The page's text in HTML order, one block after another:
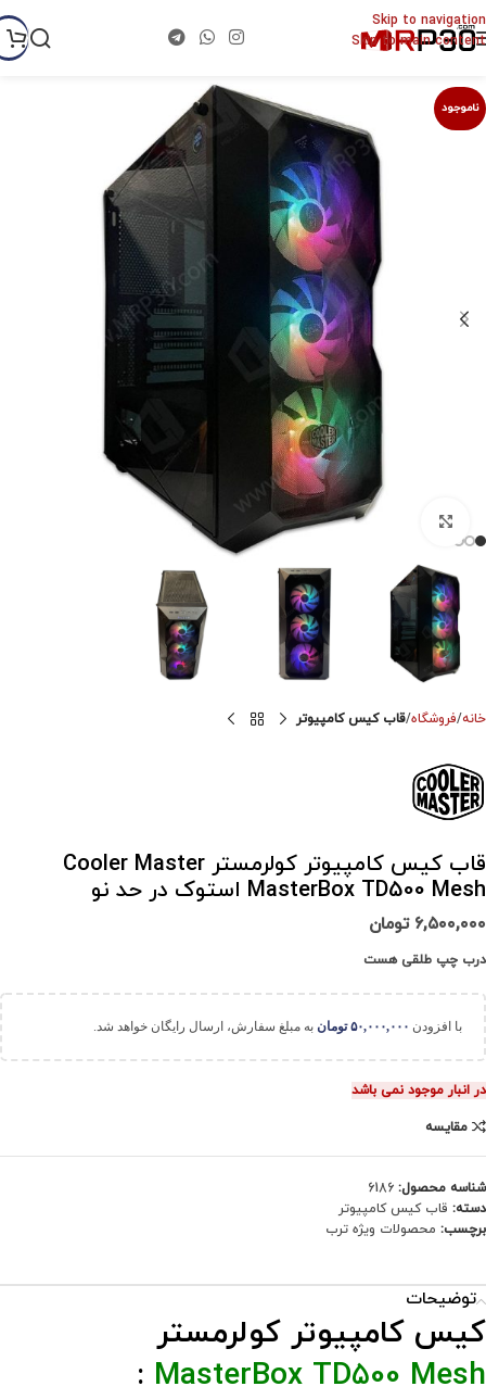
Skip to navigation
Skip to main content
ناموجود
برای بزرگنمایی کلیک کنید
خانه فروشگاه قاب کیس کامپیوتر
قاب کیس کامپیوتر کولرمستر Cooler Master
MasterBox TD500 Mesh استوک در حد نو
۶,۵۰۰,۰۰۰ تومان
درب چپ طلقی هست
با افزودن ۵۰,۰۰۰,۰۰۰ تومان به مبلغ سفارش، ارسال رایگان خواهد شد.
در انبار موجود نمی باشد
مقایسه
شناسه محصول: 6186
دسته: قاب کیس کامپیوتر
برچسب: محصولات ویژه ترب
توضیحات
کیس کامپیوتر کولرمستر
MasterBox TD500 Mesh
: